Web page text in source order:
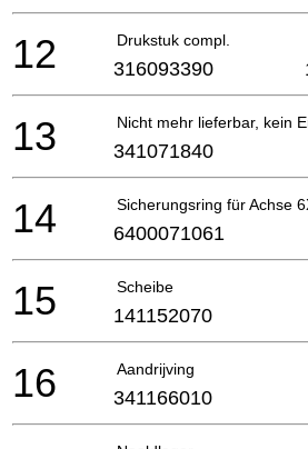
Drukstuk compl.
12 316093390
Nicht mehr lieferbar, kein
13 341071840
Sicherungsring für Achse
14 6400071061
Scheibe
15 141152070
Aandrijving
16 341166010